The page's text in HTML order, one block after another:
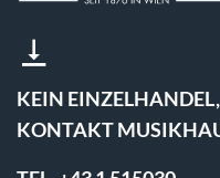
KEIN
KONTAKT